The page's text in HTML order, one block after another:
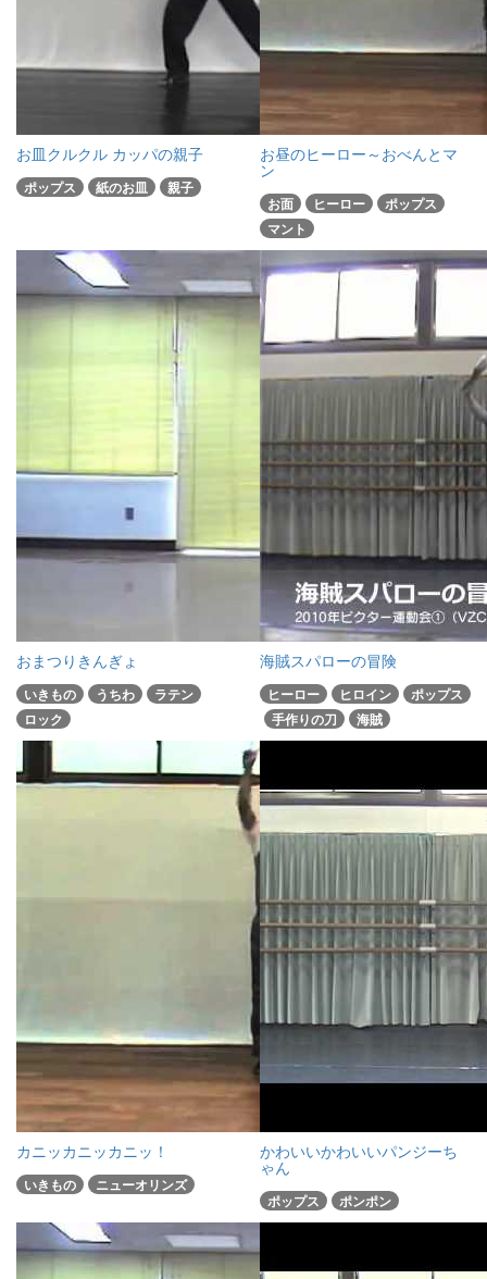
お皿クルクル カッパの親子
ポップス 紙のお皿 親子
お昼のヒーロー～おべんとマ
ン
お面 ヒーロー
ポップス
マント
おまつりきんぎょ
いきもの うちわ
ラテン
ロック
海賊スパローの冒険
ヒーロー ヒロイン
ポップス
手作りの刀
海賊
カニッカニッカニッ！
いきもの ニューオリンズ
かわいいかわいいパンジーち
ゃん
ポップス ポンポン